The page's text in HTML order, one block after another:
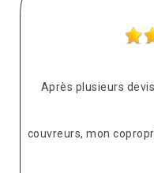
Après plusieurs
couvreurs, mon